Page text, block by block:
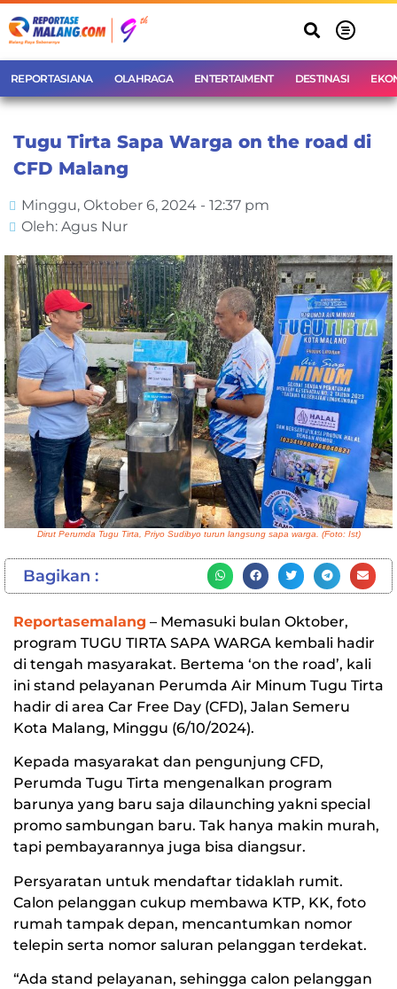
REPORTASIANA OLAHRAGA ENTERTAIMENT DESTINASI
Tugu Tirta Sapa Warga on the road di
CFD Malang
Minggu, Oktober 6, 2024 - 12:37 pm
Oleh: Agus Nur
Dirut Perumda Tugu Tirta, Priyo Sudibyo turun langsung sapa warga. (Foto: Ist)
Bagikan :
Reportasemalang – Memasuki bulan Oktober,
program TUGU TIRTA SAPA WARGA kembali hadir
di tengah masyarakat. Bertema ‘on the road’, kali
ini stand pelayanan Perumda Air Minum Tugu Tirta
hadir di area Car Free Day (CFD), Jalan Semeru
Kota Malang, Minggu (6/10/2024).
Kepada masyarakat dan pengunjung CFD,
Perumda Tugu Tirta mengenalkan program
barunya yang baru saja dilaunching yakni special
promo sambungan baru. Tak hanya makin murah,
tapi pembayarannya juga bisa diangsur.
Persyaratan untuk mendaftar tidaklah rumit.
Calon pelanggan cukup membawa KTP, KK, foto
rumah tampak depan, mencantumkan nomor
telepin serta nomor saluran pelanggan terdekat.
“Ada stand pelayanan, sehingga calon pelanggan